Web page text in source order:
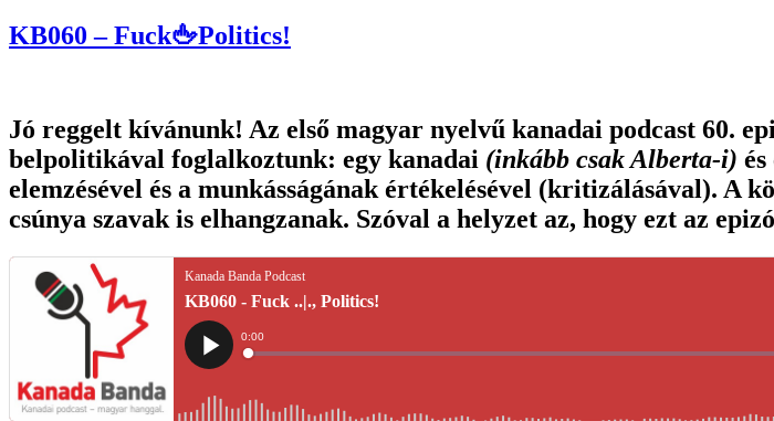
KB060 – Fuck🖕Politics!
Jó reggelt kívánunk! Az első magyar nyelvű kanadai podcast 60.
belpolitikával foglalkoztunk: egy kanadai (inkább csak Alberta-i) és
elemzésével és a munkásságának értékelésével (kritizálásával). A
csúnya szavak is elhangzanak. Szóval a helyzet az, hogy ezt az